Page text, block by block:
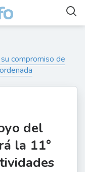
compromiso de
del
la 11°